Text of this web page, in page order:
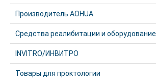
Производитель AOHUA
Средства реалибитации и оборудование
INVITRO/ИНВИТРО
Товары для проктологии